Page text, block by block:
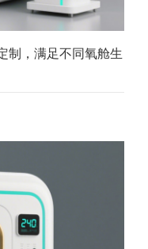
制，满足不同氧舱生